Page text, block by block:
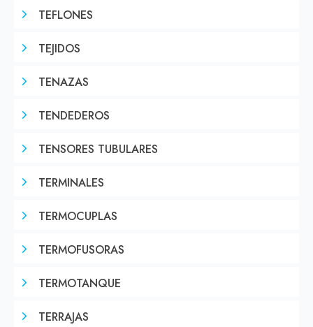
TEFLONES
TEJIDOS
TENAZAS
TENDEDEROS
TENSORES TUBULARES
TERMINALES
TERMOCUPLAS
TERMOFUSORAS
TERMOTANQUE
TERRAJAS